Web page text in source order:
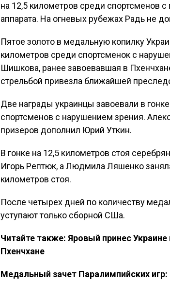
на 12,5 километров среди спортсменов
аппарата. На огневых рубежах Радь не
Пятое золото в медальную копилку
километров среди спортсменок с
Шишкова, ранее завоевавшая в
стрельбой привезла ближайшей
Две награды украинцы завоевали в
спортсменов с нарушением зрения.
призеров дополнил Юрий Уткин.
В гонке на 12,5 километров стоя
Игорь Рептюк, а Людмила Ляшенко
километров стоя.
После четырех дней по количеству
уступают только сборной СШа.
Читайте также: Яровый принес
Пхенчхане
Медальный зачет Паралимпийских игр: